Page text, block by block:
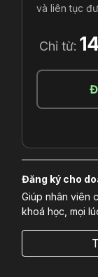
và liên tục
Chỉ từ:
Đăng ký cho
Giúp nhân viên
khoá học, mọi